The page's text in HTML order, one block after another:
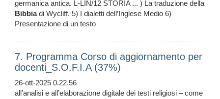
germanica antica. L-LIN/12 STORIA ... ) La traduzione della
Bibbiadi Wycliff. 5) I dialetti dell’Inglese Medio 6)
Presentazione di un testo
7. Programma Corso di aggiornamento per
docenti_S.O.F.I.A (37%)
26-ott-2025 0.22.56
all’analisi e all’elaborazione digitale dei testi religiosi – come